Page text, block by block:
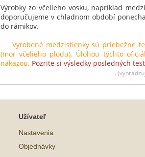
Výrobky zo včelieho vosku, napríklad
doporučujeme v chladnom období
do rámikov.
Vyrobené medzistienky sú priebežne
(mor včelieho plodu). Úlohou týchto
nákazou. Pozrite si výsledky posledných
.
Užívateľ
Nastavenia
Objednávky